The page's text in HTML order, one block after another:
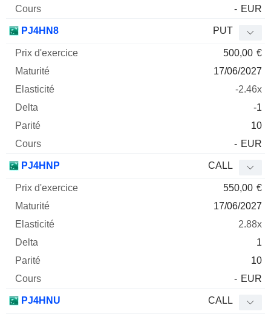
- EUR
PJ4HN8 PUT
500,00 €
17/06/2027
-2.46x
-1
10
- EUR
PJ4HNP CALL
550,00 €
17/06/2027
2.88x
1
10
- EUR
PJ4HNU CALL